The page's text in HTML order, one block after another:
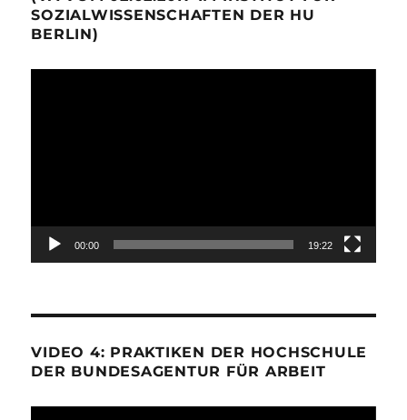
SOZIALWISSENSCHAFTEN DER HU
BERLIN)
00:00 19:22
VIDEO 4: PRAKTIKEN DER HOCHSCHULE
DER BUNDESAGENTUR FÜR ARBEIT